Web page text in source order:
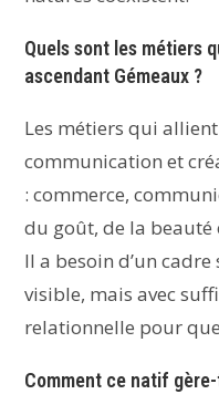
Quels sont les métiers
ascendant Gémeaux ?
Les métiers qui
communication et
: commerce,
du goût, de la beauté
Il a besoin d’un
visible, mais avec
relationnelle pour
Comment ce natif